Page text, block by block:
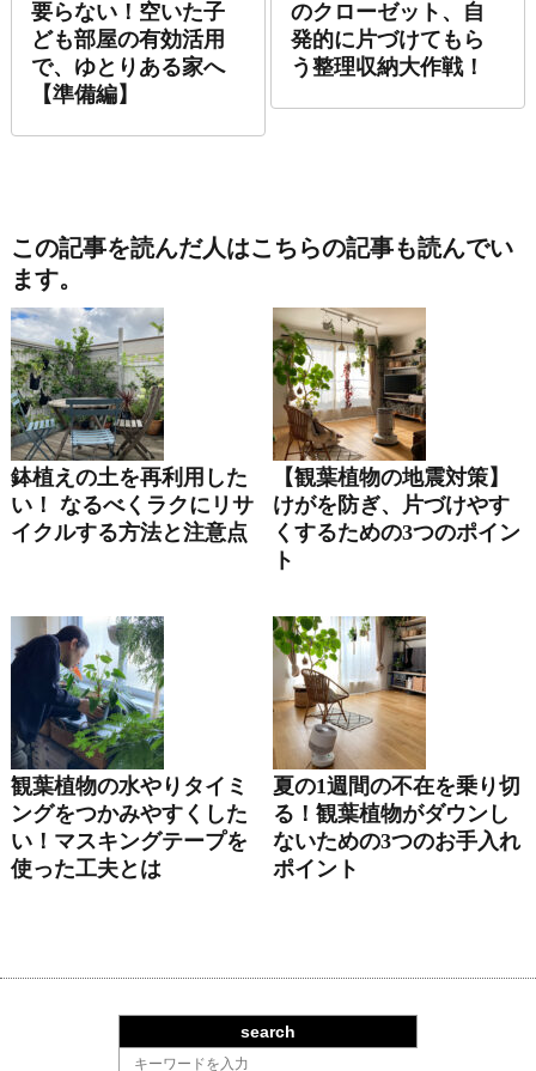
要らない！空いた子
ども部屋の有効活用
で、ゆとりある家へ
【準備編】
のクローゼット、自
発的に片づけてもら
う整理収納大作戦！
この記事を読んだ人はこちらの記事も読んでい
ます。
鉢植えの土を再利用した
い！ なるべくラクにリサ
イクルする方法と注意点
【観葉植物の地震対策】
けがを防ぎ、片づけやす
くするための3つのポイン
ト
観葉植物の水やりタイミ
ングをつかみやすくした
い！マスキングテープを
使った工夫とは
夏の1週間の不在を乗り切
る！観葉植物がダウンし
ないための3つのお手入れ
ポイント
search